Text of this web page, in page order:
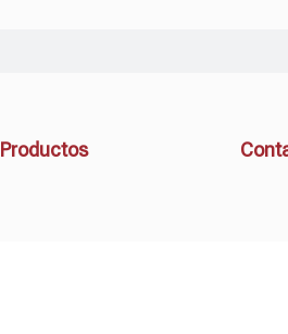
Productos